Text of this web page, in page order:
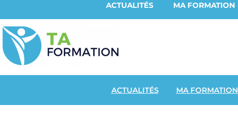
ACTUALITÉS MA FORMATION
ACTUALITÉS MA FORMATION